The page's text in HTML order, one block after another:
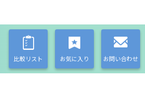
比較リスト お気に入り お問い合わせ